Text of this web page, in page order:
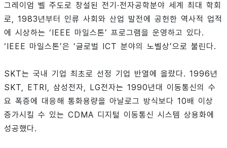
그레이엄 벨 주도로 창설된 전기·전자공학분야 세계 최대 학회
로, 1983년부터 인류 사회와 산업 발전에 공헌한 역사적 업적
에 시상하는 ‘IEEE 마일스톤’ 프로그램을 운영하고 있다.
‘IEEE 마일스톤’은 ‘글로벌 ICT 분야의 노벨상’으로 불린다.
SKT는 국내 기업 최초로 선정 기업 반열에 올랐다. 1996년
SKT, ETRI, 삼성전자, LG전자는 1990년대 이동통신의 수
요 폭증에 대응해 통화용량을 아날로그 방식보다 10배 이상
증가시킬 수 있는 CDMA 디지털 이동통신 시스템 상용화에
성공했다.